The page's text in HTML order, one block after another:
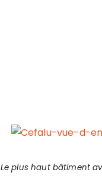
Le plus haut bâtiment